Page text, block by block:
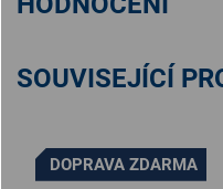
SOUVISEJÍCÍ
DOPRAVA ZDARMA